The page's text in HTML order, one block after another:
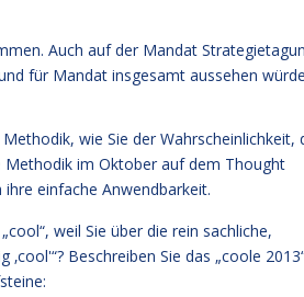
Auch auf der Mandat
für Mandat insgesamt aussehen
wie Sie der Wahrscheinlichkeit,
Methodik im Oktober auf dem Thought
einfache Anwendbarkeit.
weil Sie über die rein sachliche,
Beschreiben Sie das „coole